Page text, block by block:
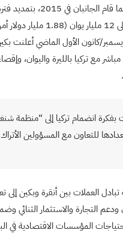
لتصل القيمة إلى 12 مليار
كانون الأول الماضي أعلنت
مع تركيا بالليرة واليوان،
انضمام تركيا إلى “منظمة
للتعاون مع المسؤولين الأتراك
العملات بين أنقرة وبكين إلى
التجارة والاستثمار الثنائي
المؤسسات الاقتصادية في